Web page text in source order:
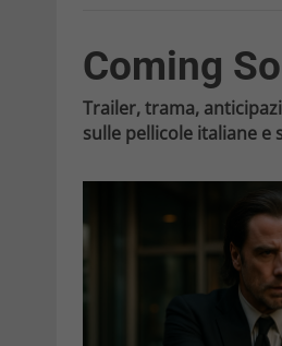
Coming
Trailer, trama,
sulle pellicole italiane e